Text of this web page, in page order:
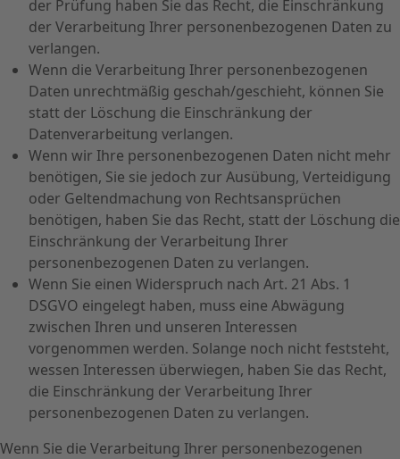
der Prüfung haben Sie das Recht, die Einschränkung
der Verarbeitung Ihrer personenbezogenen Daten zu
verlangen.
Wenn die Verarbeitung Ihrer personenbezogenen
Daten unrechtmäßig geschah/geschieht, können Sie
statt der Löschung die Einschränkung der
Datenverarbeitung verlangen.
Wenn wir Ihre personenbezogenen Daten nicht mehr
benötigen, Sie sie jedoch zur Ausübung, Verteidigung
oder Geltendmachung von Rechtsansprüchen
benötigen, haben Sie das Recht, statt der Löschung die
Einschränkung der Verarbeitung Ihrer
personenbezogenen Daten zu verlangen.
Wenn Sie einen Widerspruch nach Art. 21 Abs. 1
DSGVO eingelegt haben, muss eine Abwägung
zwischen Ihren und unseren Interessen
vorgenommen werden. Solange noch nicht feststeht,
wessen Interessen überwiegen, haben Sie das Recht,
die Einschränkung der Verarbeitung Ihrer
personenbezogenen Daten zu verlangen.
Wenn Sie die Verarbeitung Ihrer personenbezogenen